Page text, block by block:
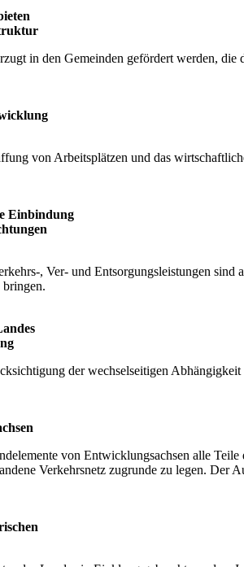
in den Gemeinden gefördert werden,
von Arbeitsplätzen und das
Einbindung
, Ver- und Entsorgungsleistungen sind
der wechselseitigen
von Entwicklungsachsen alle
Verkehrsnetz zugrunde zu legen. Der